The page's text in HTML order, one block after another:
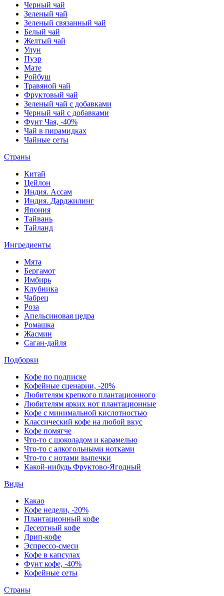
Черный чай
Зеленый чай
Зеленый связанный чай
Белый чай
Желтый чай
Улун
Пуэр
Мате
Ройбуш
Травяной чай
Фруктовый чай
Зеленый чай с добавками
Черный чай с добавками
Фунт Чая, -40%
Чай в пирамидках
Чайные сеты
Страны
Китай
Цейлон
Индия. Ассам
Индия. Дарджилинг
Япония
Тайвань
Тайланд
Ингредиенты
Мята
Бергамот
Имбирь
Клубника
Чабрец
Роза
Апельсиновая цедра
Ромашка
Жасмин
Саган-дайля
Подборки
Кофе по подписке
Кофейные сценарии, -20%
Любителям крепкого плантационного
Любителям ярких нот плантационные
Кофе с минимальной кислотностью
Классический кофе на любой вкус
Кофе помягче
Что-то с шоколадом и карамелью
Что-то с алкогольными нотками
Что-то с нотами выпечки
Какой-нибудь Фруктово-Ягодный
Виды
Какао
Кофе недели, -20%
Плантационный кофе
Десертный кофе
Дрип-кофе
Эспрессо-смеси
Кофе в капсулах
Фунт кофе, -40%
Кофейные сеты
Страны